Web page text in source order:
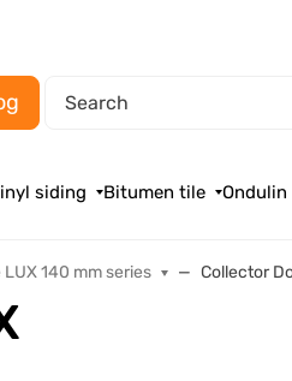
siding Bitumen tile Ondulin
LUX 140 mm series Collector